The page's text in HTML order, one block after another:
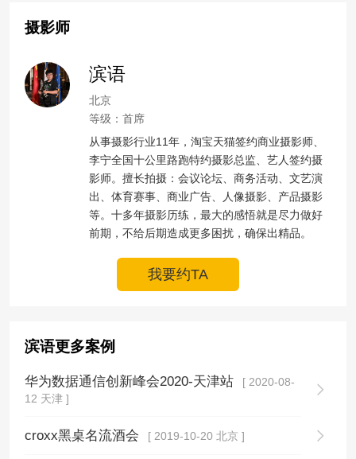
摄影师
滨语
北京
等级：首席
从事摄影行业11年，淘宝天猫签约商业摄影师、
李宁全国十公里路跑特约摄影总监、艺人签约摄
影师。擅长拍摄：会议论坛、商务活动、文艺演
出、体育赛事、商业广告、人像摄影、产品摄影
等。十多年摄影历练，最大的感悟就是尽力做好
前期，不给后期造成更多困扰，确保出精品。
我要约TA
滨语更多案例
华为数据通信创新峰会2020-天津站
[ 2020-08-
12 天津 ]
croxx黑桌名流酒会 [ 2019-10-20 北京 ]